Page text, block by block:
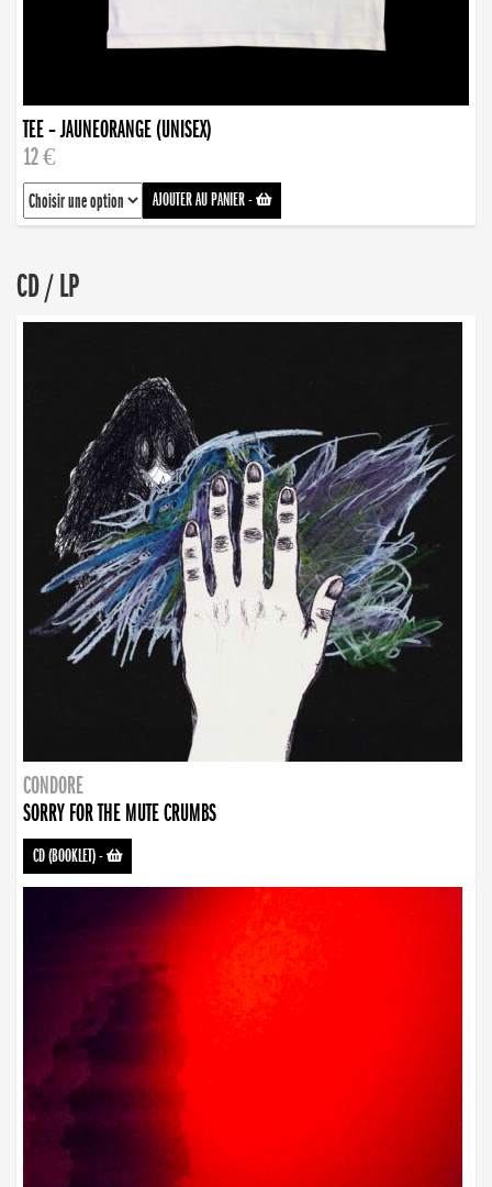
TEE – JAUNEORANGE (UNISEX)
12 €
AJOUTER AU PANIER-
CD / LP
CONDORE
SORRY FOR THE MUTE CRUMBS
CD (BOOKLET)-